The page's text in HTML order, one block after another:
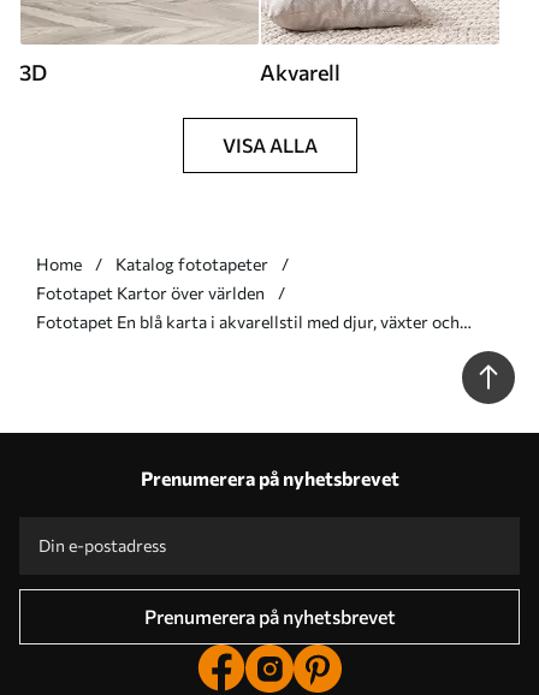
3D Akvarell
VISA ALLA
Home
Katalog fototapeter
Fototapet Kartor över världen
Fototapet En blå karta i akvarellstil med djur, växter och
Prenumerera på nyhetsbrevet
Prenumerera på nyhetsbrevet